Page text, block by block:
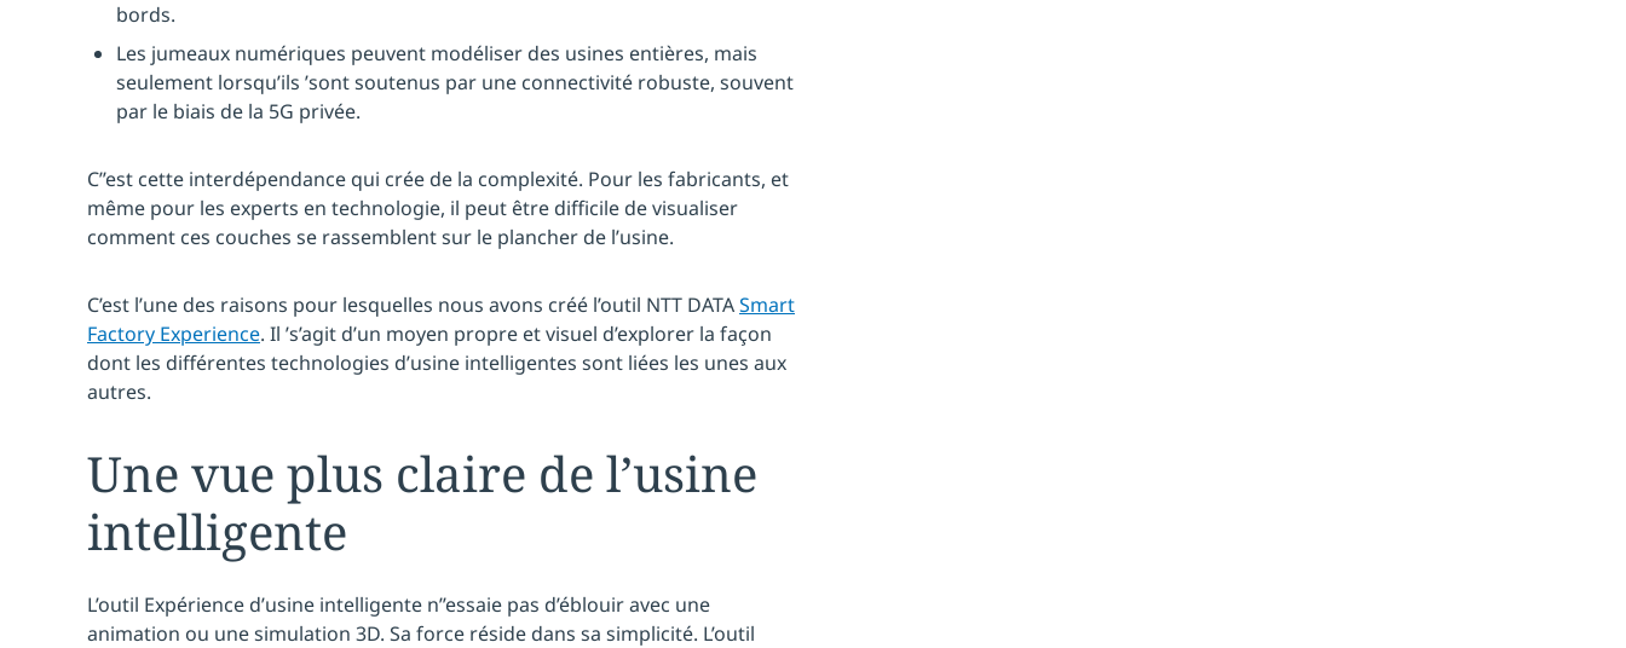
bords.
Les jumeaux numériques peuvent modéliser des usines entières, mais
seulement lorsqu’ils ’sont soutenus par une connectivité robuste, souvent
par le biais de la 5G privée.
C’’est cette interdépendance qui crée de la complexité. Pour les fabricants, et
même pour les experts en technologie, il peut être difficile de visualiser
comment ces couches se rassemblent sur le plancher de l’usine.
C’est l’une des raisons pour lesquelles nous avons créé l’outil NTT DATASmart
Factory Experience. Il ’s’agit d’un moyen propre et visuel d’explorer la façon
dont les différentes technologies d’usine intelligentes sont liées les unes aux
autres.
Une vue plus claire de l’usine
intelligente
L’outil Expérience d’usine intelligente n’’essaie pas d’éblouir avec une
animation ou une simulation 3D. Sa force réside dans sa simplicité. L’outil